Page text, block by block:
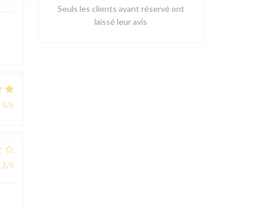
5/5
2/5
Seuls les clients ayant réservé ont
laissé leur avis